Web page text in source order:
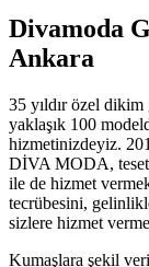
Divamoda
Ankara
35 yıldır özel
yaklaşık 100
hizmetinizdeyiz.
DİVA MODA,
ile de hizmet
tecrübesini,
sizlere hizmet
Kumaşlara şekil